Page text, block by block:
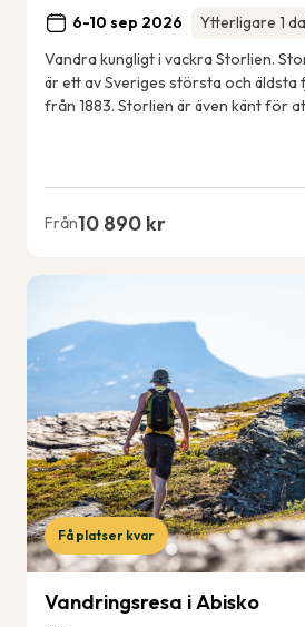
6-10 sep 2026
Ytterligare 1
Vandra kungligt i vackra Storlien.
är ett av Sveriges största och äldsta
från 1883. Storlien är även känt för
Från10 890 kr
Få platser kvar
Vandringsresa i Abisko